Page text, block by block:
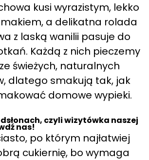
kusi wyrazistym, lekko
a delikatna rolada
z laską wanilii pasuje do
Każdą z nich pieczemy
świeżych, naturalnych
dlatego smakują tak, jak
domowe wypieki.
czyli wizytówka naszej
nas!
po którym najłatwiej
cukiernię, bo wymaga